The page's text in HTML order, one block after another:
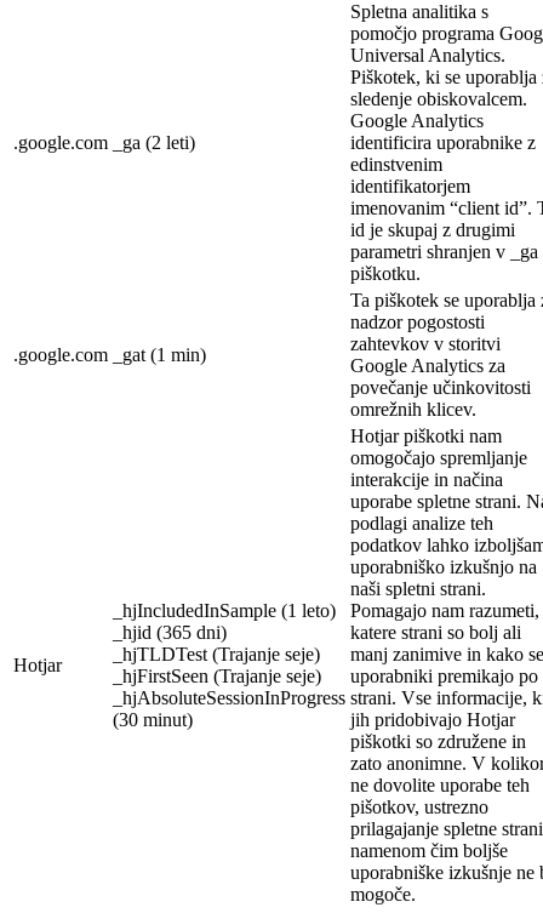
.google.com _ga (2 leti)
Spletna analitika s
pomočjo programa
Universal Analytics.
Piškotek, ki se uporablja
sledenje obiskovalcem.
Google Analytics
identificira uporabnike z
edinstvenim
identifikatorjem
imenovanim “client id”.
id je skupaj z drugimi
parametri shranjen v _ga
piškotku.
.google.com _gat (1 min)
Ta piškotek se uporablja
nadzor pogostosti
zahtevkov v storitvi
Google Analytics za
povečanje učinkovitosti
omrežnih klicev.
Hotjar
_hjIncludedInSample (1 leto)
_hjid (365 dni)
_hjTLDTest (Trajanje seje)
_hjFirstSeen (Trajanje seje)
_hjAbsoluteSessionInProgress
(30 minut)
Hotjar piškotki nam
omogočajo spremljanje
interakcije in načina
uporabe spletne strani.
podlagi analize teh
podatkov lahko
uporabniško izkušnjo na
naši spletni strani.
Pomagajo nam razumeti,
katere strani so bolj ali
manj zanimive in kako se
uporabniki premikajo po
strani. Vse informacije,
jih pridobivajo Hotjar
piškotki so združene in
zato anonimne. V
ne dovolite uporabe teh
pišotkov, ustrezno
prilagajanje spletne
namenom čim boljše
uporabniške izkušnje ne
mogoče.